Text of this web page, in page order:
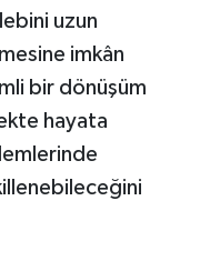
uzun
imkân
bir dönüşüm
hayata